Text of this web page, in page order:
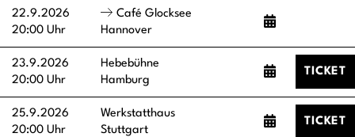
22.9.2026
20:00 Uhr
Café Glocksee
Hannover
23.9.2026
20:00 Uhr
Hebebühne
Hamburg
TICKET
25.9.2026
20:00 Uhr
Werkstatthaus
Stuttgart
TICKET